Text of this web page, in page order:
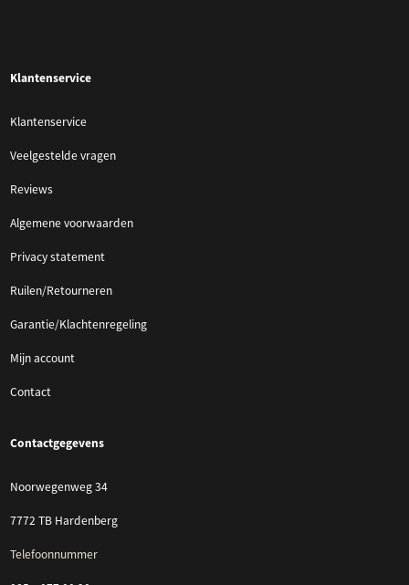
Klantenservice
Klantenservice
Veelgestelde vragen
Reviews
Algemene voorwaarden
Privacy statement
Ruilen/Retourneren
Garantie/Klachtenregeling
Mijn account
Contact
Contactgegevens
Noorwegenweg 34
7772 TB Hardenberg
Telefoonnummer